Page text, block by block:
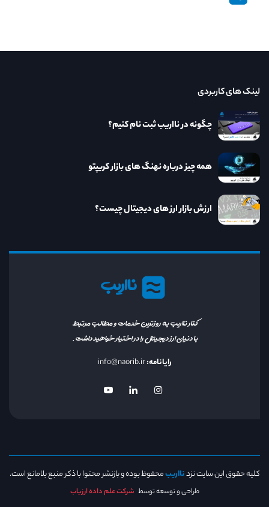
نااریب
کنار نااریب به روزترین خدمات و مطالب مرتبط
با دنیای ارز دیجیتال را در اختیار خواهید داشت.
رایانامه:info@naorib.ir
لینک های کاربردی
چگونه در نااریب ثبت نام کنیم؟
همه چیز درباره نهنگ های بازار کریپتو
ارزش بازار ارز های دیجیتال چیست؟
کلیه حقوق این سایت نزدنااریبمحفوظ بوده و بازنشر محتوا با ذکر منبع بلامانع است.
طراحی و توسعه توسط شرکت علم داده ارزیاب